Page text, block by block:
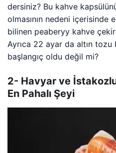
dersiniz? Bu kahve
olmasının nedeni içerisinde
bilinen peaberyy kahve
Ayrıca 22 ayar da altın tozu
başlangıç oldu değil mi?
2- Havyar ve
En Pahalı Şeyi